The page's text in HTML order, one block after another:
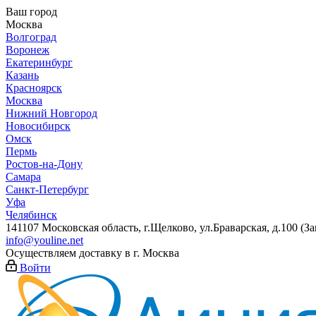
Ваш город
Москва
Волгоград
Воронеж
Екатеринбург
Казань
Красноярск
Москва
Нижний Новгород
Новосибирск
Омск
Пермь
Ростов-на-Дону
Самара
Санкт-Петербург
Уфа
Челябинск
141107 Московская область, г.Щелково, ул.Браварская, д.100
info@youline.net
Осуществляем доставку в г. Москва
Войти